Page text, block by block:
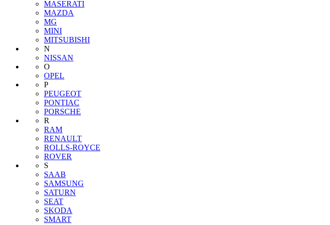
MASERATI
MAZDA
MG
MINI
MITSUBISHI
N
NISSAN
O
OPEL
P
PEUGEOT
PONTIAC
PORSCHE
R
RAM
RENAULT
ROLLS-ROYCE
ROVER
S
SAAB
SAMSUNG
SATURN
SEAT
SKODA
SMART